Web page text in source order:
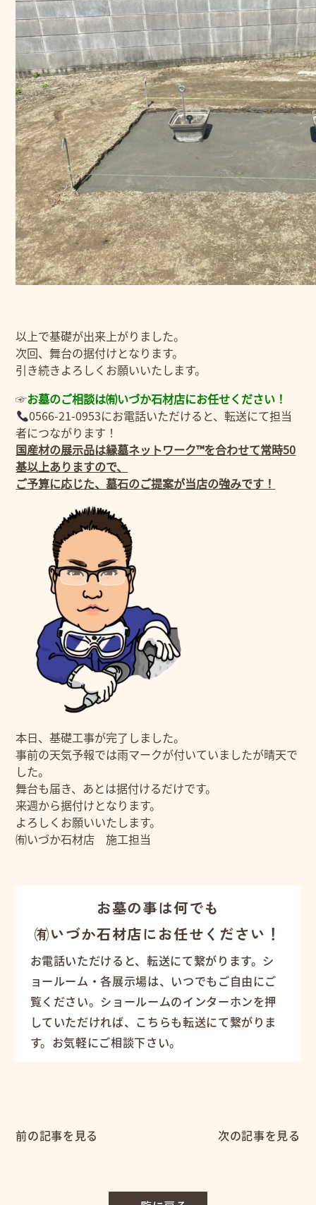
以上で基礎が出来上がりました。
次回、舞台の据付けとなります。
引き続きよろしくお願いいたします。
☞お墓のご相談は㈲いづか石材店にお任せください！
0566-21-0953にお電話いただけると、転送にて担当
者につながります！
国産材の展示品は縁墓ネットワーク™を合わせて常時50
基以上ありますので、
ご予算に応じた、墓石のご提案が当店の強みです！
本日、基礎工事が完了しました。
事前の天気予報では雨マークが付いていましたが晴天で
した。
舞台も届き、あとは据付けるだけです。
来週から据付けとなります。
よろしくお願いいたします。
㈲いづか石材店 施工担当
お墓の事は何でも
㈲いづか石材店にお任せください！
お電話いただけると、転送にて繋がります。シ
ョールーム・各展示場は、いつでもご自由にご
覧ください。ショールームのインターホンを押
していただければ、こちらも転送にて繋がりま
す。お気軽にご相談下さい。
前の記事を見る 次の記事を見る